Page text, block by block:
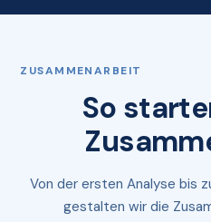
ZUSAMMENARBEIT
So
Von der ersten Analyse bis
gestalten wir die